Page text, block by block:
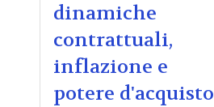
dinamiche
contrattuali,
inflazione e
potere d'acquisto